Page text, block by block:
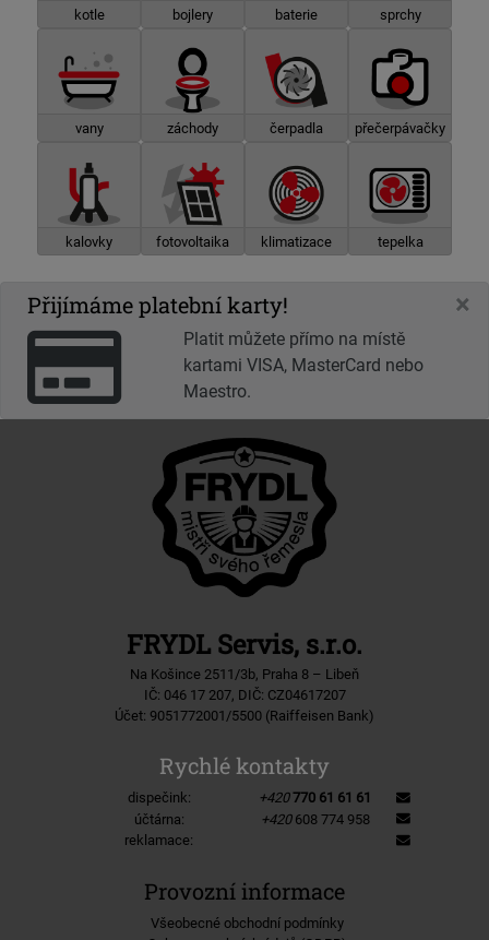
kotle bojlery baterie sprchy
vany záchody čerpadla přečerpávačky
kalovky fotovoltaika klimatizace tepelka
Přijímáme platební karty! ×
Platit můžete přímo na místě
kartami VISA, MasterCard nebo
Maestro.
FRYDL Servis, s.r.o.
Na Košince 2511/3b, Praha 8 – Libeň
IČ: 046 17 207, DIČ: CZ04617207
Účet: 9051772001/5500 (Raiffeisen Bank)
Rychlé kontakty
dispečink: +420770 61 61 61
účtárna:
+420608 774 958
reklamace:
Provozní informace
Všeobecné obchodní podmínky